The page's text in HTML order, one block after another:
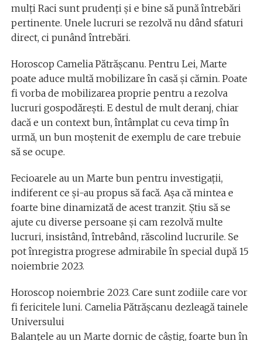
mulți Raci sunt prudenți și e bine să pună întrebări
pertinente. Unele lucruri se rezolvă nu dând sfaturi
direct, ci punând întrebări.
Horoscop Camelia Pătrășcanu. Pentru Lei, Marte
poate aduce multă mobilizare în casă și cămin. Poate
fi vorba de mobilizarea proprie pentru a rezolva
lucruri gospodărești. E destul de mult deranj, chiar
dacă e un context bun, întâmplat cu ceva timp în
urmă, un bun moștenit de exemplu de care trebuie
să se ocupe.
Fecioarele au un Marte bun pentru investigații,
indiferent ce și-au propus să facă. Așa că mintea e
foarte bine dinamizată de acest tranzit. Știu să se
ajute cu diverse persoane și cam rezolvă multe
lucruri, insistând, întrebând, răscolind lucrurile. Se
pot înregistra progrese admirabile în special după 15
noiembrie 2023.
Horoscop noiembrie 2023. Care sunt zodiile care vor
fi fericitele luni. Camelia Pătrășcanu dezleagă tainele
Universului
Balanțele au un Marte dornic de câștig, foarte bun în